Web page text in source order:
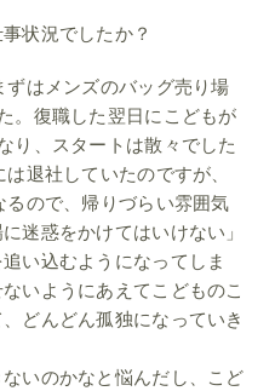
状況でしたか？
はメンズのバッグ売り場
。復職した翌日にこどもが
り、スタートは散々でした
退社していたのですが、
ので、帰りづらい雰囲気
迷惑をかけてはいけない」
い込むようになってしま
いようにあえてこどものこ
どんどん孤独になっていき
いのかなと悩んだし、こど